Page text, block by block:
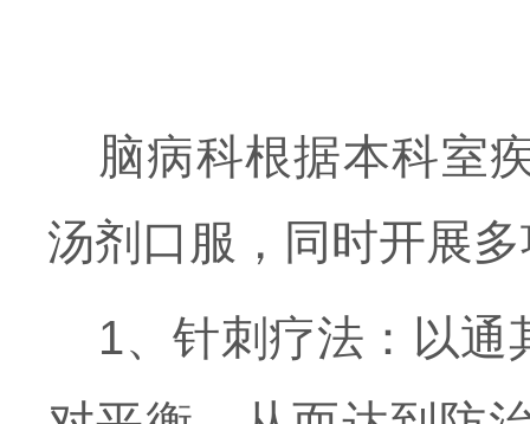
脑病科根据本科室
汤剂口服，同时开展
1、针刺疗法：以